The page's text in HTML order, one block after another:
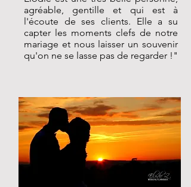
agréable, gentille et qui est à
l'écoute de ses clients. Elle a su
capter les moments clefs de notre
mariage et nous laisser un souvenir
qu'on ne se lasse pas de regarder !"